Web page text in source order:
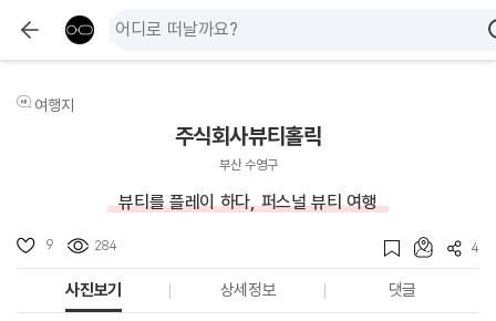
여행지
주식회사뷰티홀릭
부산 수영구
뷰티를 플레이 하다, 퍼스널 뷰티 여행
9 284 4
사진보기 상세정보 댓글